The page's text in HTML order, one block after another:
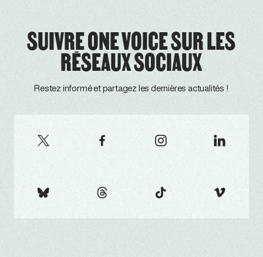
SUIVRE ONE VOICE SUR LES
RÉSEAUX SOCIAUX
Restez informé et partagez les dernières actualités !